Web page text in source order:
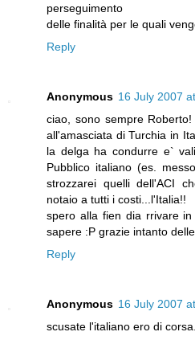
perseguimento
delle finalità per le quali
Reply
Anonymous 16 July 2007
ciao, sono sempre
all'amasciata di Turchia in
la delga ha condurre e`
Pubblico italiano (es.
strozzarei quelli dell'ACI
notaio a tutti i costi...l'Italia!!
spero alla fien dia rrivare
sapere :P grazie intanto
Reply
Anonymous 16 July 2007
scusate l'italiano ero di